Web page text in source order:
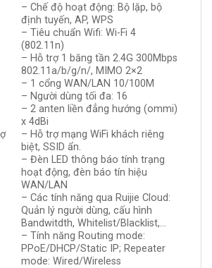
– Chế độ hoạt động: Bộ lặp, bộ
định tuyến, AP, WPS
– Tiêu chuẩn Wifi: Wi-Fi 4
(802.11n)
– Hỗ trợ 1 băng tần 2.4G 300Mbps
802.11a/b/g/n/, MIMO 2×2
– 1 cổng WAN/LAN 10/100M
– Người dùng tối đa: 16
– 2 anten liền đẳng hướng (ommi)
x 4dBi
– Hỗ trợ mạng WiFi khách riêng
biệt, SSID ẩn.
– Đèn LED thông báo tính trạng
hoạt động, đèn báo tín hiệu
WAN/LAN
– Các tính năng qua Ruijie Cloud:
Quản lý người dùng, cấu hình
Bandwitdth, Whitelist/Blacklist,…
– Tính năng Routing mode:
PPoE/DHCP/Static IP; Repeater
mode: Wired/Wireless